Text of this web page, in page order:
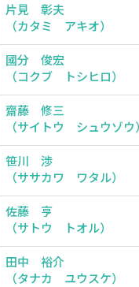
片見 彰夫
（カタミ アキオ）
國分 俊宏
（コクブ トシヒロ）
齋藤 修三
（サイトウ シュウゾウ）
笹川 渉
（ササカワ ワタル）
佐藤 亨
（サトウ トオル）
田中 裕介
（タナカ ユウスケ）